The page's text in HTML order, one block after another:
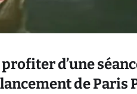
d’une
lancement de Paris